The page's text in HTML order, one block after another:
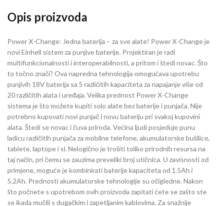
Opis proizvoda
Power X-Change: Jedna baterija – za sve alate! Power X-Change je
novi Einhell sistem za punjive baterije. Projektiran je radi
multifunkcionalnosti i interoperabilnosti, a pritom i štedi novac. Što
to točno znači? Ova napredna tehnologija omogućava upotrebu
punjivih 18V baterija sa 5 različitih kapaciteta za napajanje više od
20 različitih alata i uređaja. Velika prednost Power X-Change
sistema je što možete kupiti solo alate bez baterije i punjača. Nije
potrebno kupovati novi punjač i novu bateriju pri svakoj kupovini
alata. Štedi se novac i čuva priroda. Većina ljudi posjeduje punu
ladicu različitih punjača za mobilne telefone, akumulatorske bušilice,
tablete, laptope i sl. Nelogično je trošiti toliko prirodnih resursa na
taj način, pri čemu se zauzima preveliki broj utičnica. U zavisnosti od
primjene, moguće je kombinirati baterije kapaciteta od 1.5Ah i
5.2Ah. Prednosti akumulatorske tehnologije su očigledne. Nakon
što počnete s upotrebom ovih proizvoda zapitati ćete se zašto ste
se ikada mučili s dugačkim i zapetljanim kablovima. Za snažnije